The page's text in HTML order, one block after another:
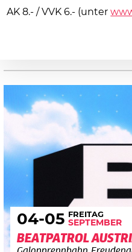
AK 8.- / VVK 6.- (unter
04-05 FREITAG
SEPTEMBER
BEATPATROL